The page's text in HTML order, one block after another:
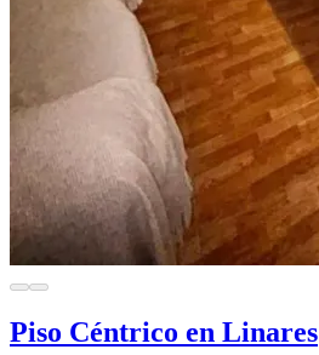
Piso Céntrico en Linares